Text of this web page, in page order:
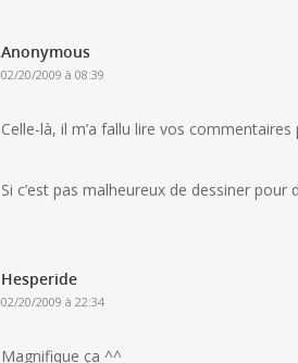
Anonymous
02/20/2009 à 08:39
Celle-là, il m’a fallu lire vos
Si c’est pas malheureux de dessiner
Hesperide
02/20/2009 à 22:34
Magnifique ça ^^